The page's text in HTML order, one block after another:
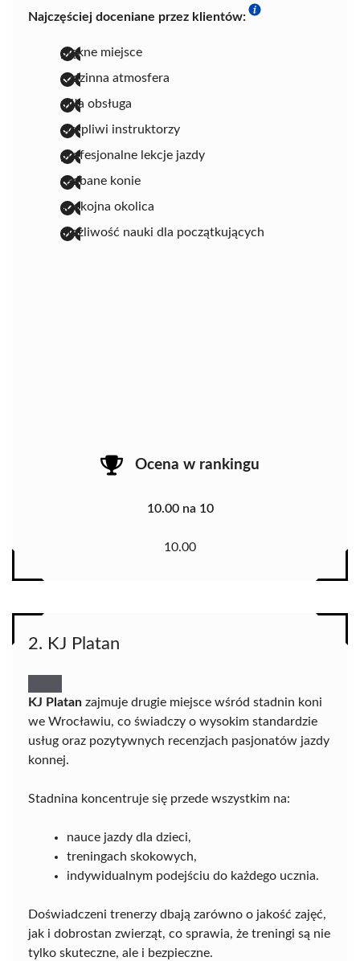
Najczęściej doceniane przez klientów:
piękne miejsce
rodzinna atmosfera
miła obsługa
cierpliwi instruktorzy
profesjonalne lekcje jazdy
zadbane konie
spokojna okolica
możliwość nauki dla początkujących
Ocena w rankingu
10.00 na 10
10.00
2. KJ Platan
KJ Platan zajmuje drugie miejsce wśród stadnin koni
we Wrocławiu, co świadczy o wysokim standardzie
usług oraz pozytywnych recenzjach pasjonatów jazdy
konnej.
Stadnina koncentruje się przede wszystkim na:
nauce jazdy dla dzieci,
treningach skokowych,
indywidualnym podejściu do każdego ucznia.
Doświadczeni trenerzy dbają zarówno o jakość zajęć,
jak i dobrostan zwierząt, co sprawia, że treningi są nie
tylko skuteczne, ale i bezpieczne.